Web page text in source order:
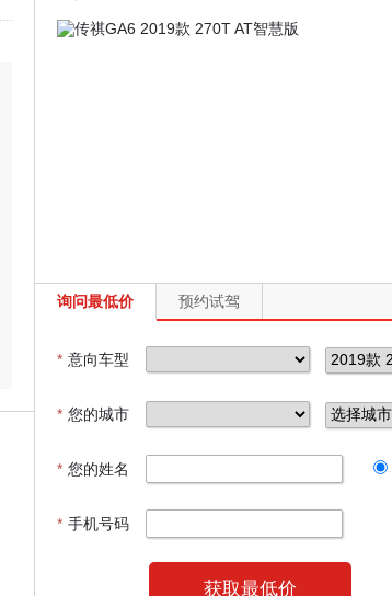
询问最低价 预约试驾
* 意向车型
* 您的城市
* 您的姓名
* 手机号码
获取最低价